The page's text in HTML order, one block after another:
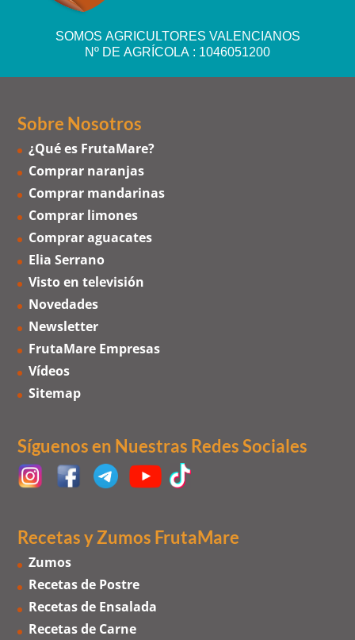
SOMOS AGRICULTORES VALENCIANOS
Nº DE AGRÍCOLA : 1046051200
Sobre Nosotros
¿Qué es FrutaMare?
Comprar naranjas
Comprar mandarinas
Comprar limones
Comprar aguacates
Elia Serrano
Visto en televisión
Novedades
Newsletter
FrutaMare Empresas
Vídeos
Sitemap
Síguenos en Nuestras Redes Sociales
Recetas y Zumos FrutaMare
Zumos
Recetas de Postre
Recetas de Ensalada
Recetas de Carne